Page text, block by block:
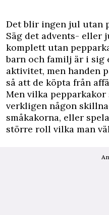
Det blir ingen jul utan
Säg det advents- eller
komplett utan
barn och familj är i sig
aktivitet, men handen
så att de köpta från
Men vilka pepparkakor
verkligen någon
småkakorna, eller
större roll vilka man